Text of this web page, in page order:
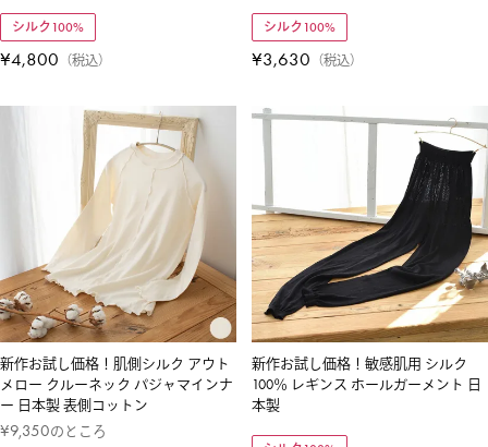
シルク100%
¥4,800 税込
シルク100%
¥3,630 税込
新作お試し価格！肌側シルク アウト
メロー クルーネック パジャマインナ
ー 日本製 表側コットン
¥9,350のところ
新作お試し価格！敏感肌用 シルク
100％ レギンス ホールガーメント 日
本製